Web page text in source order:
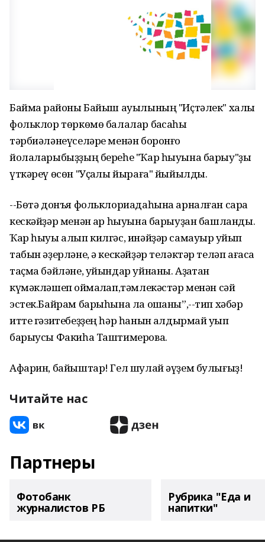
Баймаҡ районы Байыш ауылының "Иҫтәлек" халыҡ
фольклор төркөмө балалар баҡсаһы
тәрбиәләнеүселәре менән боронғо
йолаларыбыҙҙың береһе "Ҡар һыуына барыу"ҙы
үткәреү өсөн "Уҫаҡлы йыраға" йыйылды.
--Бөтә донъя фольклориадаһына арналған сара
кескәйҙәр менән ҡар һыуына барыуҙан башланды.
Ҡар һыуы алып килгәс, инәйҙәр самауыр ҡуйып
табын әҙерләне, ә кескәйҙәр теләктәр теләп ағасҡа
таҫма бәйләне, уйындар уйнаны. Аҙаҡтан
күмәкләшеп ҡоймаҡлап,тәмлекәстәр менән сәй
эстек.Байрам барыһына ла оҡшаны”,--тип хәбәр
итте гәзитебеҙҙең һәр һанын ҡалдырмай уҡып
барыусы Факиһа Таштимерова.
Афарин, байыштар! Гел шулай әүҙем булығыҙ!
Читайте нас
Партнеры
Фотобанк
журналистов РБ
Рубрика "Еда и
напитки"